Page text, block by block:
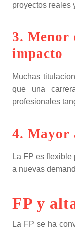
proyectos reales
3. Menor
impacto
Muchas
que una
profesionales
4. Mayor
La FP es
a nuevas
FP y
La FP se ha